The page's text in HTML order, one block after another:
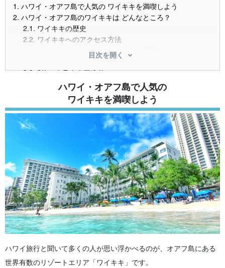
1. ハワイ・オアフ島で人気の ワイキキを満喫しよう
2. ハワイ・オアフ島のワイキキは どんなところ？
2.1. ワイキキの歴史
2.2. ワイキキへのアクセス方法
ワイキキの おすすめ観光地ランキング TOP7
1位 ワイキキビーチ
3.2.2位 カラカウア通り
3位 ロイヤル・ハワイアンセンター
4位 デューク・カハナモク像
5位 インターナショナルマーケットプレイス
3.6.6位 アラワイ・ヨットハーバー
3.7.7位 カピオラニ・ビーチ・パーク
ワイキキビーチで楽しめる 人気アクティビティ
4.1.
4.2.ダイビング
4.3.クルージング
5.ハワイ・ワイキキのおすすめグルメ
5.1.ハワイアン料理とシーフードの名店 「デュークス・ワ
イキキ」
5.2.新鮮なフルーツを味わうなら 「高橋果実店」
5.3.アサイーボウルとコナコーヒーの定番 「アイランド・
ヴィンテージ・コーヒー」
5.4.ガーリックステーキが名物 「ステーキ・シャック」
6.ハワイ・ワイキキによくある質問（FAQ）
目次を開く
ハワイ・オアフ島で人気の
ワイキキを満喫しよう
ハワイ旅行と聞いて多くの人が思い浮かべるのが、オアフ島にある
世界有数のリゾートエリア「ワイキキ」です。